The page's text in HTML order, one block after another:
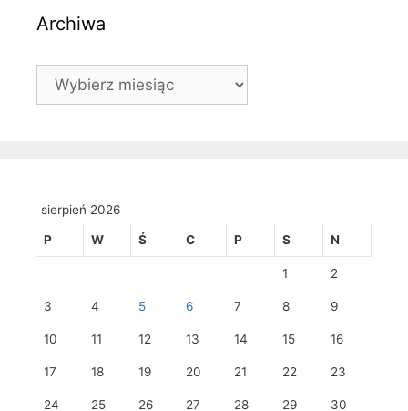
Archiwa
Archiwa
sierpień 2026
P W Ś C P S N
1 2
3 4 5 6 7 8 9
10 11 12 13 14 15 16
17 18 19 20 21 22 23
24 25 26 27 28 29 30